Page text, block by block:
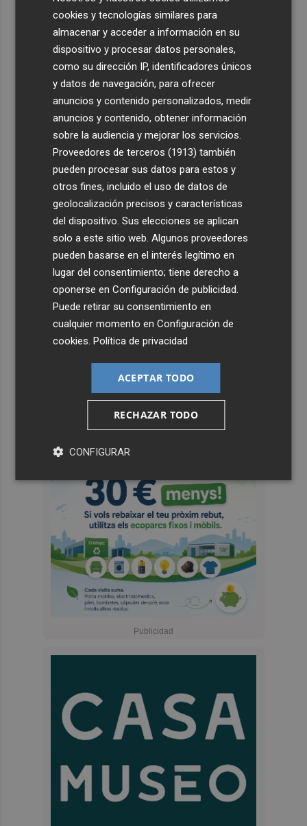
cookies y tecnologías similares para
almacenar y acceder a información en su
dispositivo y procesar datos personales,
como su dirección IP, identificadores únicos
y datos de navegación, para ofrecer
anuncios y contenido personalizados, medir
anuncios y contenido, obtener información
sobre la audiencia y mejorar los servicios.
Proveedores de terceros (1913) también
pueden procesar sus datos para estos y
otros fines, incluido el uso de datos de
geolocalización precisos y características
del dispositivo. Sus elecciones se aplican
solo a este sitio web. Algunos proveedores
pueden basarse en el interés legítimo en
lugar del consentimiento; tiene derecho a
oponerse enConfiguración de publicidad.
Puede retirar su consentimiento en
cualquier momento enConfiguración de
cookies.Política de privacidad
ACEPTAR TODO
RECHAZAR TODO
CONFIGURAR